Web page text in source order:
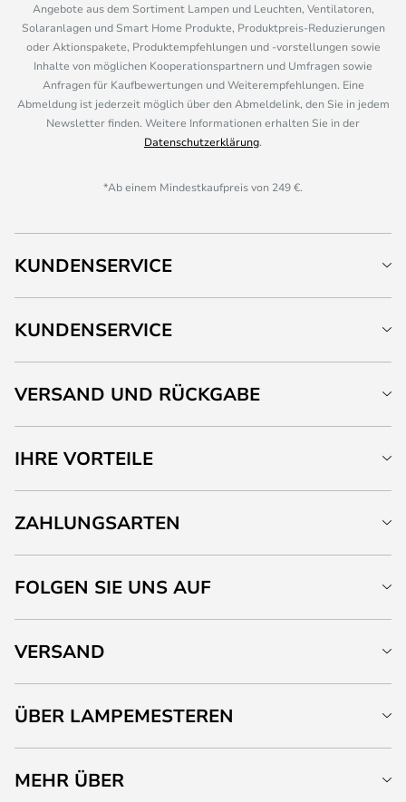
Angebote aus dem Sortiment Lampen und Leuchten, Ventilatoren,
Solaranlagen und Smart Home Produkte, Produktpreis-Reduzierungen
oder Aktionspakete, Produktempfehlungen und -vorstellungen sowie
Inhalte von möglichen Kooperationspartnern und Umfragen sowie
Anfragen für Kaufbewertungen und Weiterempfehlungen. Eine
Abmeldung ist jederzeit möglich über den Abmeldelink, den Sie in jedem
Newsletter finden. Weitere Informationen erhalten Sie in der
Datenschutzerklärung.
*Ab einem Mindestkaufpreis von 249 €.
KUNDENSERVICE
KUNDENSERVICE
VERSAND UND RÜCKGABE
IHRE VORTEILE
ZAHLUNGSARTEN
FOLGEN SIE UNS AUF
VERSAND
ÜBER LAMPEMESTEREN
MEHR ÜBER